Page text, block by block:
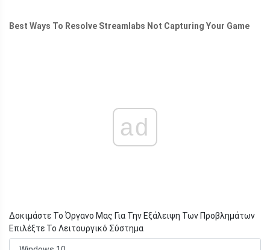
Best Ways To Resolve Streamlabs Not Capturing Your Game
ad
Δοκιμάστε Το Όργανο Μας Για Την Εξάλειψη Των Προβλημάτων
Επιλέξτε Το Λειτουργικό Σύστημα